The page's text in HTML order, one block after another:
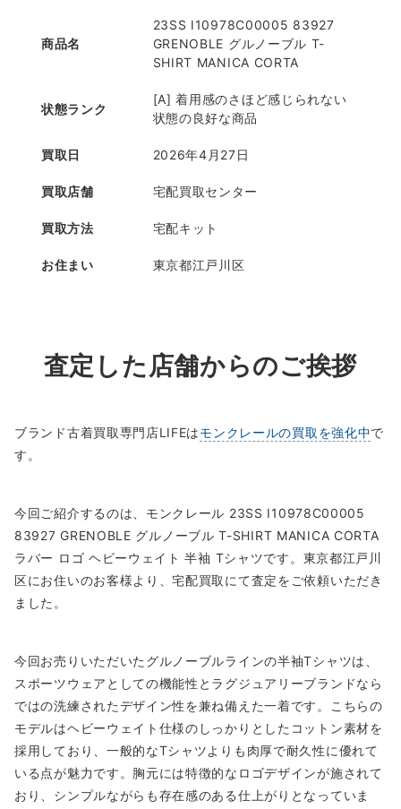
商品名
23SS I10978C00005 83927
GRENOBLE グルノーブル T-
SHIRT MANICA CORTA
状態ランク
[A] 着用感のさほど感じられない
状態の良好な商品
買取日 2026年4月27日
買取店舗 宅配買取センター
買取方法 宅配キット
お住まい 東京都江戸川区
査定した店舗からのご挨拶
ブランド古着買取専門店LIFEはモンクレールの買取を強化中で
す。
今回ご紹介するのは、モンクレール 23SS I10978C00005
83927 GRENOBLE グルノーブル T-SHIRT MANICA CORTA
ラバー ロゴ ヘビーウェイト 半袖 Tシャツです。東京都江戸川
区にお住いのお客様より、宅配買取にて査定をご依頼いただき
ました。
今回お売りいただいたグルノーブルラインの半袖Tシャツは、
スポーツウェアとしての機能性とラグジュアリーブランドなら
ではの洗練されたデザイン性を兼ね備えた一着です。こちらの
モデルはヘビーウェイト仕様のしっかりとしたコットン素材を
採用しており、一般的なTシャツよりも肉厚で耐久性に優れて
いる点が魅力です。胸元には特徴的なロゴデザインが施されて
おり、シンプルながらも存在感のある仕上がりとなっていま